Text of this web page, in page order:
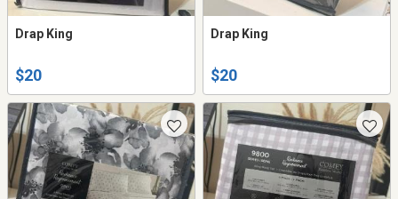
Drap King
$20
Drap King
$20